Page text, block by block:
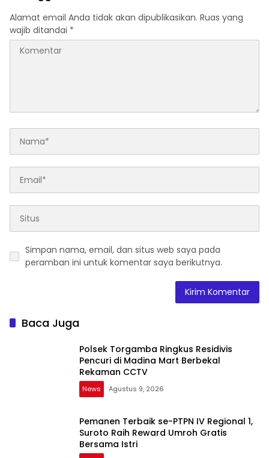
Alamat email Anda tidak akan dipublikasikan. Ruas yang
wajib ditandai *
Simpan nama, email, dan situs web saya pada
peramban ini untuk komentar saya berikutnya.
Baca Juga
Polsek Torgamba Ringkus Residivis
Pencuri di Madina Mart Berbekal
Rekaman CCTV
News Agustus 9, 2026
Pemanen Terbaik se-PTPN IV Regional 1,
Suroto Raih Reward Umroh Gratis
Bersama Istri